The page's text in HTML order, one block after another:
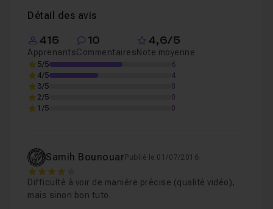
Détail des avis
415
Apprenants
10
Commentaires
4,6/5
Note moyenne
5/5
6
4/5
4
3/5
0
2/5
0
1/5
0
Samih Bounouar Publié le 01/07/2016
4
Difficulté à voir de manière précise (qualité vidéo),
mais sinon bon tuto.